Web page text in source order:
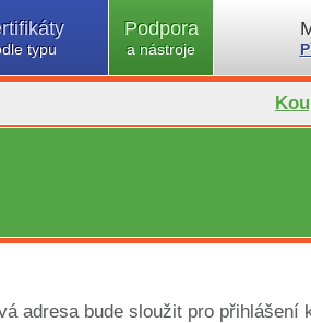
typu
Podpora
a nástroje
adresa bude sloužit pro přihlášení